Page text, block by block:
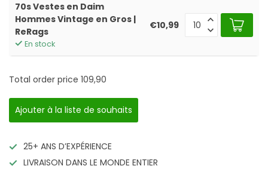
70s Vestes en Daim
Hommes Vintage en Gros |
ReRags
En stock
€10,99
Total order price 109,90
Ajouter à la liste de souhaits
25+ ANS D’EXPÉRIENCE
LIVRAISON DANS LE MONDE ENTIER